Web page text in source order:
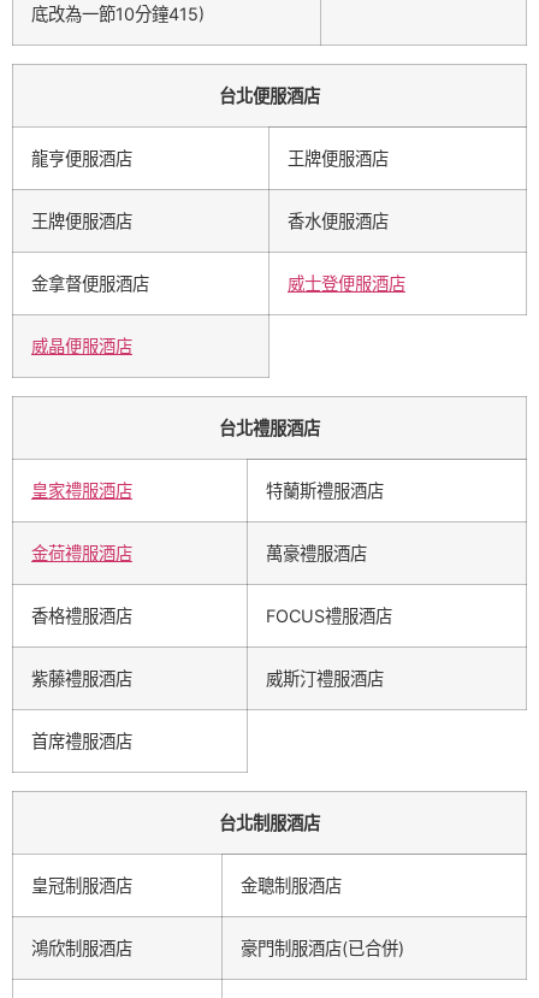
底改為一節10分鐘415)
台北便服酒店
龍亨便服酒店 王牌便服酒店
王牌便服酒店 香水便服酒店
金拿督便服酒店 威士登便服酒店
威晶便服酒店
台北禮服酒店
皇家禮服酒店 特蘭斯禮服酒店
金荷禮服酒店 萬豪禮服酒店
香格禮服酒店 FOCUS禮服酒店
紫藤禮服酒店 威斯汀禮服酒店
首席禮服酒店
台北制服酒店
皇冠制服酒店 金聰制服酒店
鴻欣制服酒店 豪門制服酒店(已合併)